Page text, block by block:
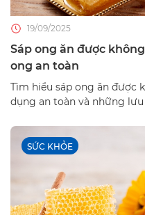
19/09/2025
Sáp ong ăn được
ong an toàn
Tìm hiểu sáp ong ăn được
dụng an toàn và những lưu
SỨC KHỎE